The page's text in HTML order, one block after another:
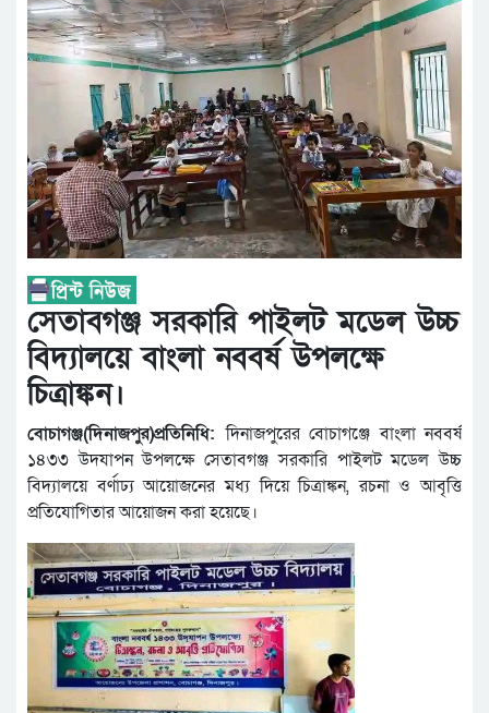
সেতাবগঞ্জ সরকারি পাইলট মডেল উচ্চ
বিদ্যালয়ে বাংলা নববর্ষ উপলক্ষে
চিত্রাঙ্কন।
বোচাগঞ্জ(দিনাজপুর)প্রতিনিধি:দিনাজপুরের বোচাগঞ্জে বাংলা নববর্ষ
১৪৩৩ উদযাপন উপলক্ষে সেতাবগঞ্জ সরকারি পাইলট মডেল উচ্চ
বিদ্যালয়ে বর্ণাঢ্য আয়োজনের মধ্য দিয়ে চিত্রাঙ্কন, রচনা ও আবৃত্তি
প্রতিযোগিতার আয়োজন করা হয়েছে।